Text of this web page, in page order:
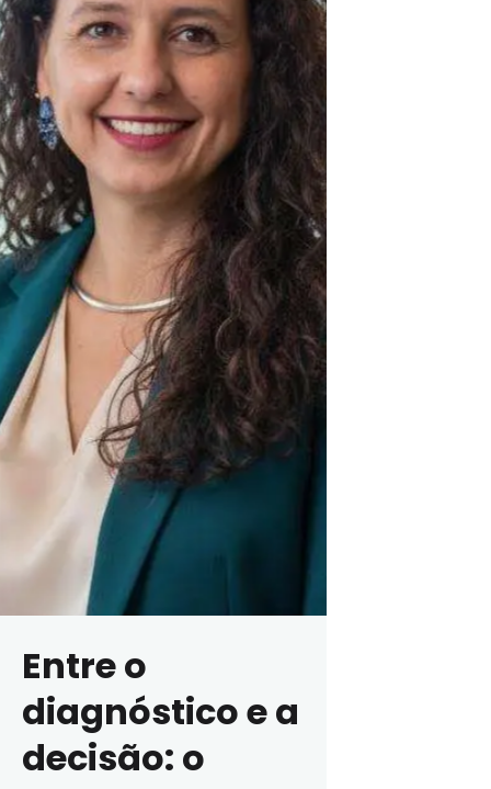
Entre o
diagnóstico e a
decisão: o